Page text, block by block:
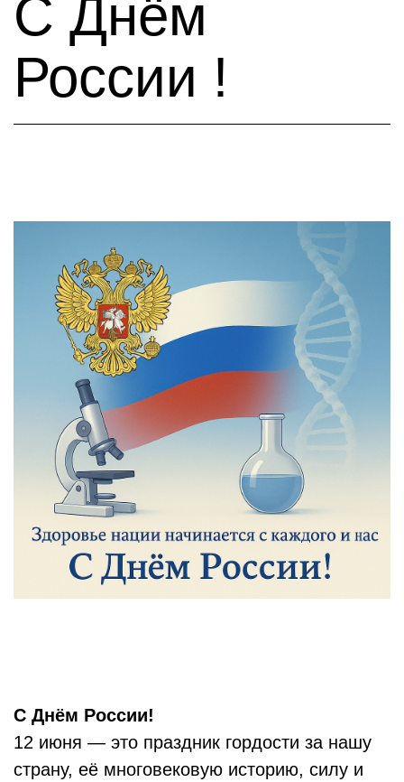
С Днём
России !
С Днём России!
12 июня — это праздник гордости за нашу
страну, её многовековую историю, силу и